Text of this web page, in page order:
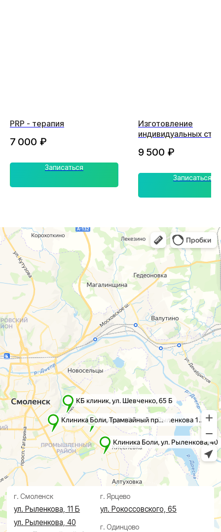
PRP - терапия
7 000 ₽
Записаться
Изготовление
индивидуальных
9 500 ₽
Записаться
Почта: info@clinica-boli.ru
Номер телефона:+7 (4812) 25-25-00
Пн-пт 8:00 - 20:00 сб-вс 9:00 - 18:00
ул. Рыленкова, 11 Б
ул. Рыленкова, 40
пр-д Трамвайный, 6
ул. Шевченко, 65
ул. Рокоссовского, 65
г. Одинцово
ул. Говорова, 85
Диагностика
МРТ
КТ
Анализы
Чек-Апы
Лечение
Травматолог и ортопед
Невролог
Проктолог
Флеболог
Нейрохирург
Дерматолог
Косметолог
Ревматолог
Терапевт
Капельницы здоровья
Лечение по ДМС
Малоинвазивная
хирургия
На суставах
О клинике
Акции
Врачи
Новости
Пациентам
Справки